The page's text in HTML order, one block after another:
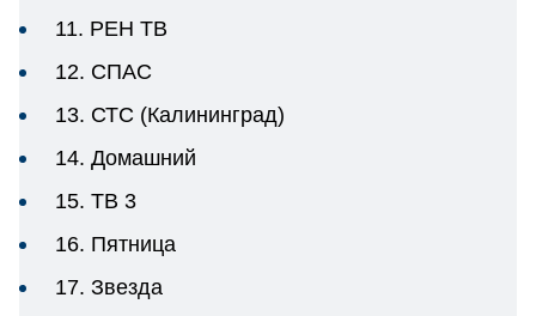
11. РЕН ТВ
12. СПАС
13. СТС (Калининград)
14. Домашний
15. ТВ 3
16. Пятница
17. Звезда